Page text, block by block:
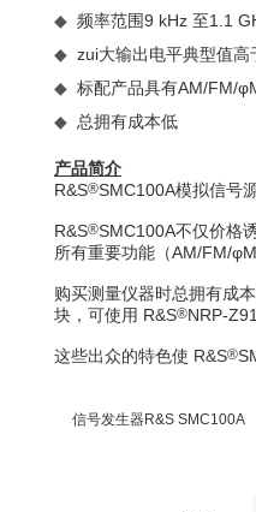
◆ 频率范围9 kHz 至1.1
◆ zui大输出电平典型值高
◆ 标配产品具有AM/FM/
◆ 总拥有成本低
产品简介
R&S®SMC100A模拟信号
R&S®SMC100A不仅价格
所有重要功能（AM/FM/
购买测量仪器时总拥有成
块，可使用 R&S®NRP-
这些出众的特色使 R&S®
信号发生器R&S SMC100A